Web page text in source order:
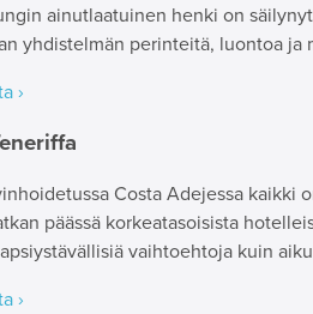
ainutlaatuinen henki on
yhdistelmän perinteitä, luontoa ja
›
Costa Adejessa kaikki
päässä korkeatasoisista
vaihtoehtoja kuin
›